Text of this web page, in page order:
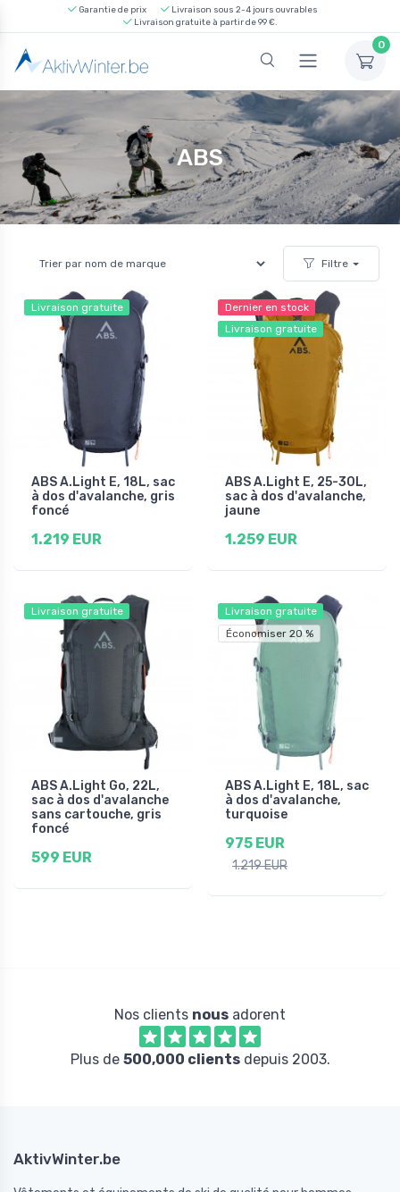
Garantie de prix
Livraison sous 2-4 jours ouvrables
Livraison gratuite à partir de 99 €.
0
ABS
Filtre
Livraison gratuite
ABS A.Light E, 18L, sac
à dos d'avalanche, gris
foncé
1.219 EUR
Dernier en stock
Livraison gratuite
ABS A.Light E, 25-30L,
sac à dos d'avalanche,
jaune
1.259 EUR
Livraison gratuite
ABS A.Light Go, 22L,
sac à dos d'avalanche
sans cartouche, gris
foncé
599 EUR
Livraison gratuite
Économiser 20 %
ABS A.Light E, 18L, sac
à dos d'avalanche,
turquoise
975 EUR
1.219 EUR
Nos clients nous adorent
Plus de 500,000 clientsdepuis 2003.
AktivWinter.be